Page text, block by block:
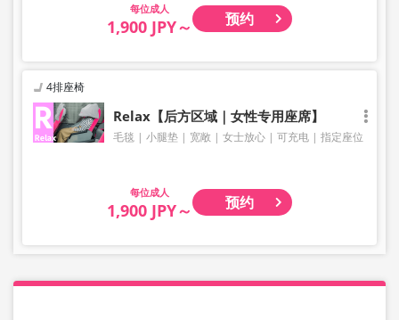
成人
1,900 JPY～ 预约
4排座椅
Relax【后方区域｜女性专用座席】
毛毯 小腿垫 宽敞 女士放心 可充电 指定座位
成人
1,900 JPY～ 预约